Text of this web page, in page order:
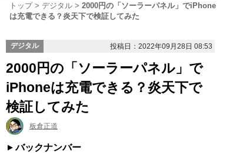
トップ デジタル
2000円の「ソーラーパネル」でiPhone
は充電できる？炎天下で検証してみた
デジタル 投稿日：2022年09月28日 08:53
2000円の「ソーラーパネル」で
iPhoneは充電できる？炎天下で
検証してみた
板倉正道
バックナンバー